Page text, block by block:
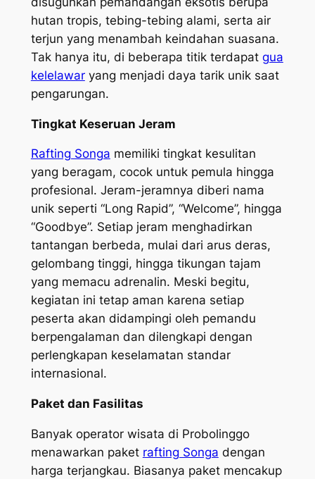
hutan tropis, tebing-tebing alami, serta air
terjun yang menambah keindahan suasana.
Tak hanya itu, di beberapa titik terdapat gua
kelelawaryang menjadi daya tarik unik saat
pengarungan.
Tingkat Keseruan Jeram
Rafting Songa memiliki tingkat kesulitan
yang beragam, cocok untuk pemula hingga
profesional. Jeram-jeramnya diberi nama
unik seperti “Long Rapid”, “Welcome”, hingga
“Goodbye”. Setiap jeram menghadirkan
tantangan berbeda, mulai dari arus deras,
gelombang tinggi, hingga tikungan tajam
yang memacu adrenalin. Meski begitu,
kegiatan ini tetap aman karena setiap
peserta akan didampingi oleh pemandu
berpengalaman dan dilengkapi dengan
perlengkapan keselamatan standar
internasional.
Paket dan Fasilitas
Banyak operator wisata di Probolinggo
menawarkan paket rafting Songa dengan
harga terjangkau. Biasanya paket mencakup